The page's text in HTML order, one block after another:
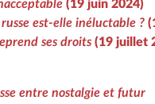
(19 juin 2024)
est-elle inéluctable ?
ses droits (19 juillet
entre nostalgie et futur